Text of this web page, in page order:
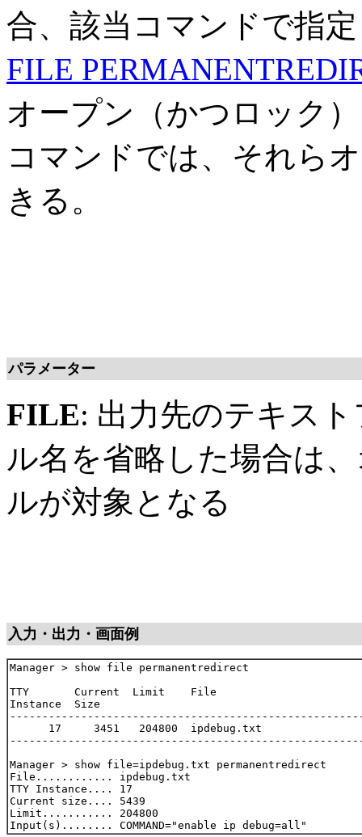
合、該当コマンドで指
FILE
オープン（かつロック
コマンドでは、それら
きる。
パラメーター
FILE: 出力先のテキス
ル名を省略した場合は
ルが対象となる
入力・出力・画面例
Manager > show file permanentredirect
TTY       Current  Limit    File
Instance  Size
      17     3451   204800  ipdebug.txt
Manager > show file=ipdebug.txt permanentredirect
File............ ipdebug.txt
TTY Instance.... 17
Current size.... 5439
Limit........... 204800